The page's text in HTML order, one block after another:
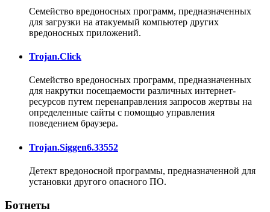
Семейство вредоносных программ, предназначенных
для загрузки на атакуемый компьютер других
вредоносных приложений.
Trojan.Click
Семейство вредоносных программ, предназначенных
для накрутки посещаемости различных интернет-
ресурсов путем перенаправления запросов жертвы на
определенные сайты с помощью управления
поведением браузера.
Trojan.Siggen6.33552
Детект вредоносной программы, предназначенной для
установки другого опасного ПО.
Ботнеты